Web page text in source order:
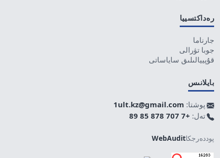
رەداكتسييا
جارناما
جوبا تۋرالى
قۇپييالىلىق ساياساتى
بايلانىس
پوشتا: 1ult.kz@gmail.com
تەل: +7 707 878 85 89
پوددەرجكاWebAudit